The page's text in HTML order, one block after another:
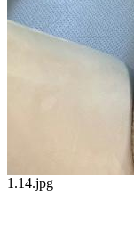
1.14.jpg